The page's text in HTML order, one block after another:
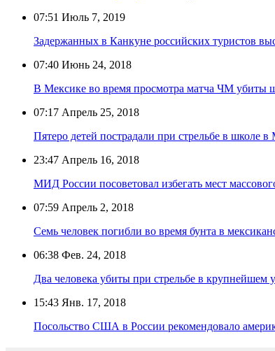
07:51 Июль 7, 2019
Задержанных в Канкуне российских туристов
07:40 Июнь 24, 2018
В Мексике во время просмотра матча ЧМ убиты
07:17 Апрель 25, 2018
Пятеро детей пострадали при стрельбе в школе в
23:47 Апрель 16, 2018
МИД России посоветовал избегать мест
07:59 Апрель 2, 2018
Семь человек погибли во время бунта в
06:38 Фев. 24, 2018
Два человека убиты при стрельбе в крупнейшем
15:43 Янв. 17, 2018
Посольство США в России рекомендовало